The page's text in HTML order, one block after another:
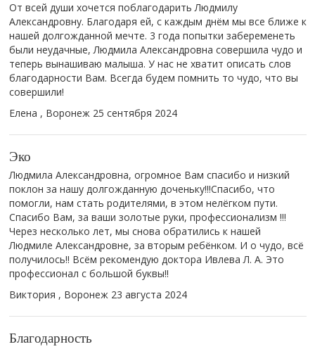
От всей души хочется поблагодарить Людмилу
Александровну. Благодаря ей, с каждым днём мы все ближе к
нашей долгожданной мечте. 3 года попытки забеременеть
были неудачные, Людмила Александровна совершила чудо и
теперь вынашиваю малыша. У нас не хватит описать слов
благодарности Вам. Всегда будем помнить то чудо, что вы
совершили!
Елена , Воронеж25 сентября 2024
Эко
Людмила Александровна, огромное Вам спасибо и низкий
поклон за нашу долгожданную доченьку!!!Спасибо, что
помогли, нам стать родителями, в этом нелёгком пути.
Спасибо Вам, за ваши золотые руки, профессионализм !!!
Через несколько лет, мы снова обратились к нашей
Людмиле Александровне, за вторым ребёнком. И о чудо, всё
получилось!! Всём рекомендую доктора Ивлева Л. А. Это
профессионал с большой буквы!!
Виктория , Воронеж23 августа 2024
Благодарность